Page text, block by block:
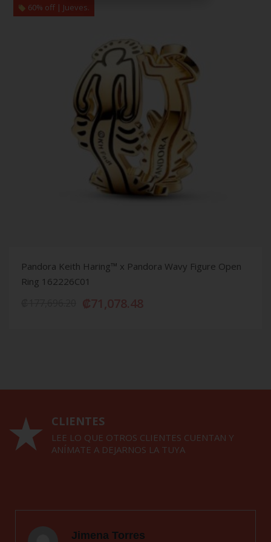
60% off | Jueves.
Pandora Keith Haring™ x Pandora Wavy Figure Open
Ring 162226C01
₡71,078.48
CLIENTES
LEE LO QUE OTROS CLIENTES CUENTAN Y
ANÍMATE A DEJARNOS LA TUYA
Jimena Torres